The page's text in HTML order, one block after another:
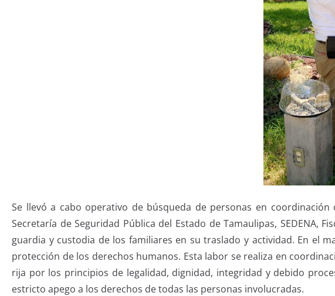
Se llevó a cabo operativo de búsqueda de personas en
Secretaría de Seguridad Pública del Estado de Tamaulipas, SEDENA,
guardia y custodia de los familiares en su traslado y actividad. En el
protección de los derechos humanos. Esta labor se realiza en
rija por los principios de legalidad, dignidad, integridad y debido
estricto apego a los derechos de todas las personas involucradas.